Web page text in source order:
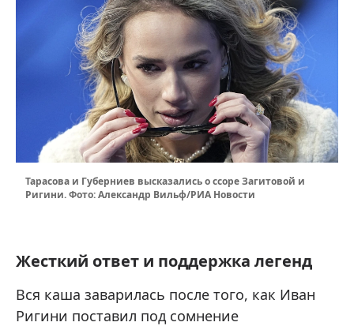
Тарасова и Губерниев высказались о ссоре Загитовой и
Ригини. Фото: Александр Вильф/РИА Новости
Жесткий ответ и поддержка легенд
Вся каша заварилась после того, как Иван
Ригини поставил под сомнение